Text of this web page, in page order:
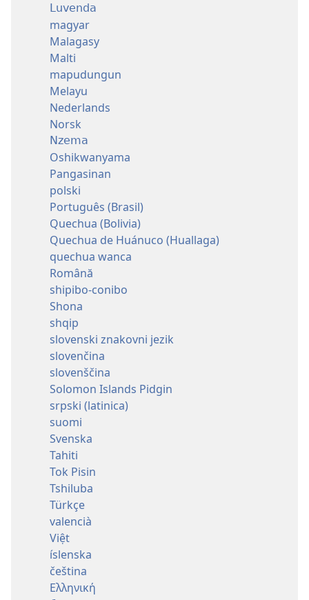
Luvenda
magyar
Malagasy
Malti
mapudungun
Melayu
Nederlands
Norsk
Nzema
Oshikwanyama
Pangasinan
polski
Português (Brasil)
Quechua (Bolivia)
Quechua de Huánuco (Huallaga)
quechua wanca
Română
shipibo-conibo
Shona
shqip
slovenski znakovni jezik
slovenčina
slovenščina
Solomon Islands Pidgin
srpski (latinica)
suomi
Svenska
Tahiti
Tok Pisin
Tshiluba
Türkçe
valencià
Việt
íslenska
čeština
Ελληνική